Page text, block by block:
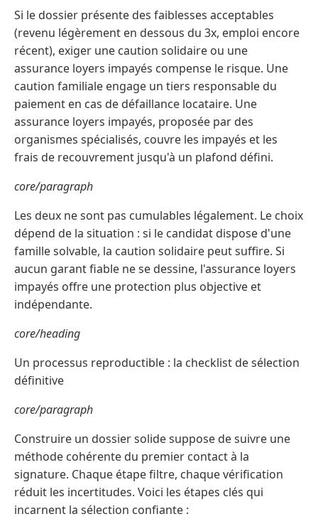
Si le dossier présente des faiblesses acceptables
(revenu légèrement en dessous du 3x, emploi encore
récent), exiger une caution solidaire ou une
assurance loyers impayés compense le risque. Une
caution familiale engage un tiers responsable du
paiement en cas de défaillance locataire. Une
assurance loyers impayés, proposée par des
organismes spécialisés, couvre les impayés et les
frais de recouvrement jusqu'à un plafond défini.
core/paragraph
Les deux ne sont pas cumulables légalement. Le choix
dépend de la situation : si le candidat dispose d'une
famille solvable, la caution solidaire peut suffire. Si
aucun garant fiable ne se dessine, l'assurance loyers
impayés offre une protection plus objective et
indépendante.
core/heading
Un processus reproductible : la checklist de sélection
définitive
core/paragraph
Construire un dossier solide suppose de suivre une
méthode cohérente du premier contact à la
signature. Chaque étape filtre, chaque vérification
réduit les incertitudes. Voici les étapes clés qui
incarnent la sélection confiante :